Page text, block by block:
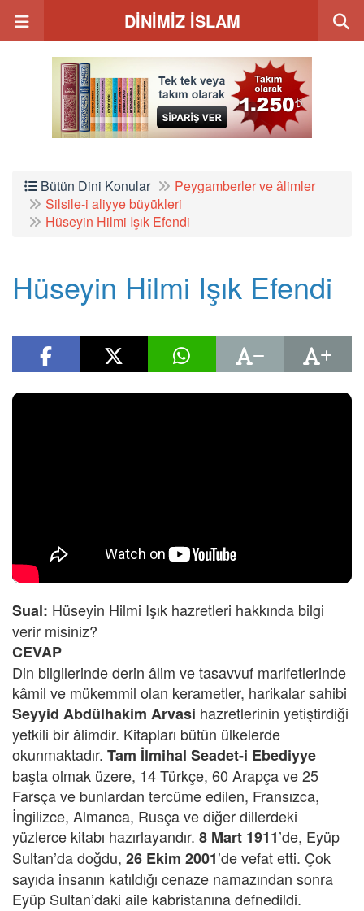
DİNİMİZ İSLAM
Bütün Dini Konular
Peygamberler ve âlimler
Silsile-i aliyye büyükleri
Hüseyin Hilmi Işık Efendi
Hüseyin Hilmi Işık Efendi
Sual: Hüseyin Hilmi Işık hazretleri hakkında bilgi
verir misiniz?
CEVAP
Din bilgilerinde derin âlim ve tasavvuf marifetlerinde
kâmil ve mükemmil olan kerametler, harikalar sahibi
Seyyid Abdülhakim Arvasi hazretlerinin yetiştirdiği
yetkili bir âlimdir. Kitapları bütün ülkelerde
okunmaktadır. Tam İlmihal Seadet-i Ebediyye
başta olmak üzere, 14 Türkçe, 60 Arapça ve 25
Farsça ve bunlardan tercüme edilen, Fransızca,
İngilizce, Almanca, Rusça ve diğer dillerdeki
yüzlerce kitabı hazırlayandır. 8 Mart 1911’de, Eyüp
Sultan’da doğdu, 26 Ekim 2001’de vefat etti. Çok
sayıda insanın katıldığı cenaze namazından sonra
Eyüp Sultan’daki aile kabristanına defnedildi.